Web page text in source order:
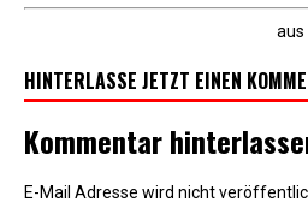
aus
HINTERLASSE JETZT EINEN
Kommentar
E-Mail Adresse wird nicht